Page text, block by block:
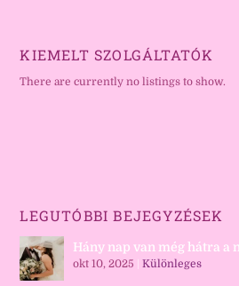
KIEMELT SZOLGÁLTATÓK
There are currently no listings to show.
LEGUTÓBBI BEJEGYZÉSEK
Hány nap van még hátra a
okt 10, 2025 |Különleges